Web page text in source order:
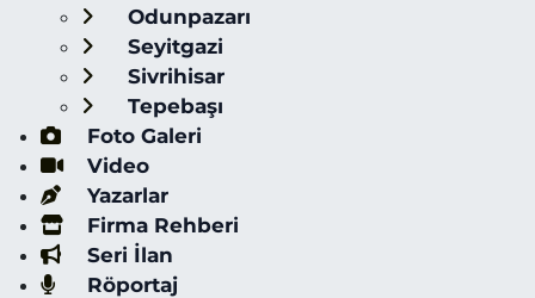
Odunpazarı
Seyitgazi
Sivrihisar
Tepebaşı
Foto Galeri
Video
Yazarlar
Firma Rehberi
Seri İlan
Röportaj